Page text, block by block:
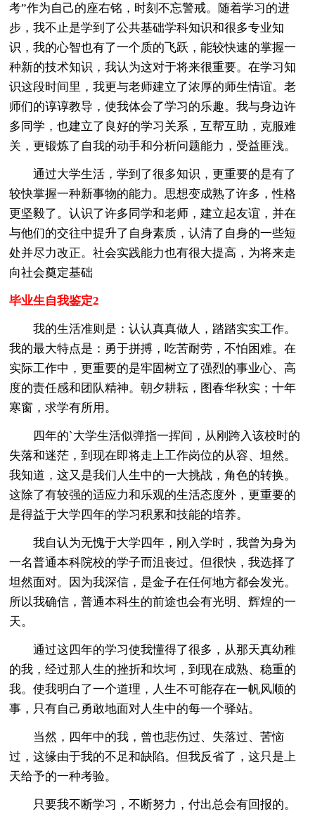
考”作为自己的座右铭，时刻不忘警戒。随着学习的进
步，我不止是学到了公共基础学科知识和很多专业知
识，我的心智也有了一个质的飞跃，能较快速的掌握一
种新的技术知识，我认为这对于将来很重要。在学习知
识这段时间里，我更与老师建立了浓厚的师生情谊。老
师们的谆谆教导，使我体会了学习的乐趣。我与身边许
多同学，也建立了良好的学习关系，互帮互助，克服难
关，更锻炼了自我的动手和分析问题能力，受益匪浅。
通过大学生活，学到了很多知识，更重要的是有了
较快掌握一种新事物的能力。思想变成熟了许多，性格
更坚毅了。认识了许多同学和老师，建立起友谊，并在
与他们的交往中提升了自身素质，认清了自身的一些短
处并尽力改正。社会实践能力也有很大提高，为将来走
向社会奠定基础
毕业生自我鉴定2
我的生活准则是：认认真真做人，踏踏实实工作。
我的最大特点是：勇于拼搏，吃苦耐劳，不怕困难。在
实际工作中，更重要的是牢固树立了强烈的事业心、高
度的责任感和团队精神。朝夕耕耘，图春华秋实；十年
寒窗，求学有所用。
四年的`大学生活似弹指一挥间，从刚跨入该校时的
失落和迷茫，到现在即将走上工作岗位的从容、坦然。
我知道，这又是我们人生中的一大挑战，角色的转换。
这除了有较强的适应力和乐观的生活态度外，更重要的
是得益于大学四年的学习积累和技能的培养。
我自认为无愧于大学四年，刚入学时，我曾为身为
一名普通本科院校的学子而沮丧过。但很快，我选择了
坦然面对。因为我深信，是金子在任何地方都会发光。
所以我确信，普通本科生的前途也会有光明、辉煌的一
天。
通过这四年的学习使我懂得了很多，从那天真幼稚
的我，经过那人生的挫折和坎坷，到现在成熟、稳重的
我。使我明白了一个道理，人生不可能存在一帆风顺的
事，只有自己勇敢地面对人生中的每一个驿站。
当然，四年中的我，曾也悲伤过、失落过、苦恼
过，这缘由于我的不足和缺陷。但我反省了，这只是上
天给予的一种考验。
只要我不断学习，不断努力，付出总会有回报的。